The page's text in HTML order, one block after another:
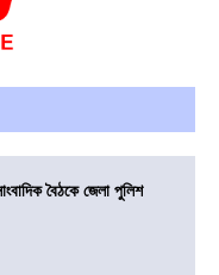
বৈঠকে জেলা পুলিশ